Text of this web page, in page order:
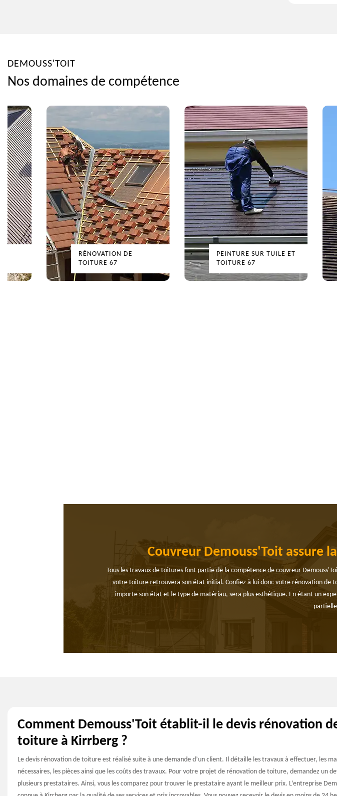
DEMOUSS'TOIT
Nos domaines de compétence
RÉNOVATION DE
TOITURE 67
PEINTURE SUR TUILE ET
TOITURE 67
NETTOYAGE
Couvreur Demouss'Toit assure
Tous les travaux de toitures font partie de la compétence de couvreur
votre toiture retrouvera son état initial. Confiez à lui donc votre rénovation de
importe son état et le type de matériau, sera plus esthétique. En étant un
Comment Demouss'Toit établit-il le devis rénovation
toiture à Kirrberg ?
Le devis rénovation de toiture est réalisé suite à une demande d’un client. Il détaille les travaux à effectuer, les
nécessaires, les pièces ainsi que les coûts des travaux. Pour votre projet de rénovation de toiture, demandez un
plusieurs prestataires. Ainsi, vous les comparez pour trouver le prestataire ayant le meilleur prix. L’entreprise